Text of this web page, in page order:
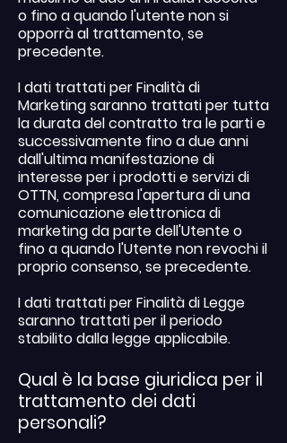
o fino a quando l'utente non si
opporrà al trattamento, se
precedente.
I dati trattati per Finalità di
Marketing saranno trattati per tutta
la durata del contratto tra le parti e
successivamente fino a due anni
dall'ultima manifestazione di
interesse per i prodotti e servizi di
OTTN, compresa l'apertura di una
comunicazione elettronica di
marketing da parte dell'Utente o
fino a quando l'Utente non revochi il
proprio consenso, se precedente.
I dati trattati per Finalità di Legge
saranno trattati per il periodo
stabilito dalla legge applicabile.
Qual è la base giuridica per il
trattamento dei dati
personali?